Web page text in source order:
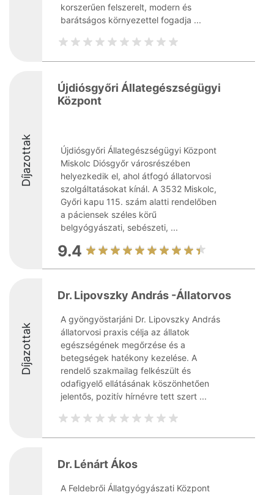
korszerűen felszerelt, modern és
barátságos környezettel fogadja ...
Díjazottak
Újdiósgyőri Állategészségügyi
Központ
Újdiósgyőri Állategészségügyi Központ
Miskolc Diósgyőr városrészében
helyezkedik el, ahol átfogó állatorvosi
szolgáltatásokat kínál. A 3532 Miskolc,
Győri kapu 115. szám alatti rendelőben
a páciensek széles körű
belgyógyászati, sebészeti, ...
9.4
Díjazottak
Dr. Lipovszky András -Állatorvos
A gyöngyöstarjáni Dr. Lipovszky András
állatorvosi praxis célja az állatok
egészségének megőrzése és a
betegségek hatékony kezelése. A
rendelő szakmailag felkészült és
odafigyelő ellátásának köszönhetően
jelentős, pozitív hírnévre tett szert ...
Dr. Lénárt Ákos
A Feldebrői Állatgyógyászati Központ